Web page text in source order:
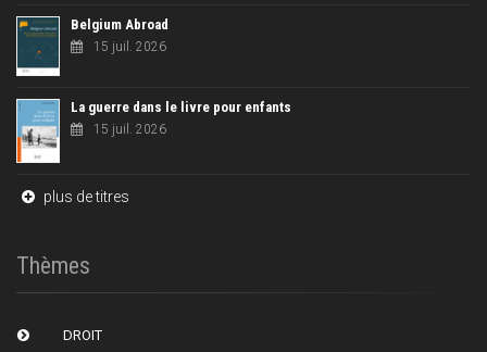
Belgium Abroad
15 juil. 2026
La guerre dans le livre pour enfants
15 juil. 2026
plus de titres
Thèmes
DROIT